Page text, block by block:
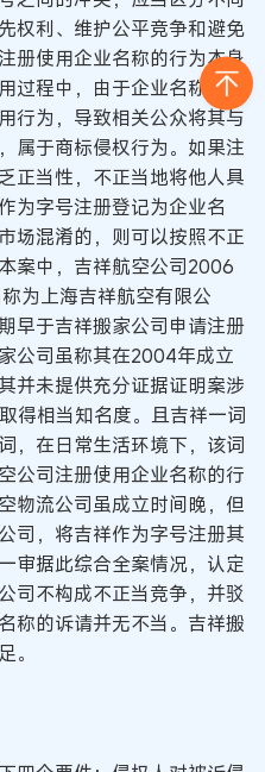
权利、维护公平竞争和避免
册使用企业名称的行为本身
过程中，由于企业名称的简
行为，导致相关公众将其与
属于商标侵权行为。如果注
正当性，不正当地将他人具
为字号注册登记为企业名
场混淆的，则可以按照不正
案中，吉祥航空公司2006
为上海吉祥航空有限公
早于吉祥搬家公司申请注册
公司虽称其在2004年成立
并未提供充分证据证明案涉
得相当知名度。且吉祥一词
，在日常生活环境下，该词
公司注册使用企业名称的行
物流公司虽成立时间晚，但
司，将吉祥作为字号注册其
审据此综合全案情况，认定
司不构成不正当竞争，并驳
称的诉请并无不当。吉祥搬
。